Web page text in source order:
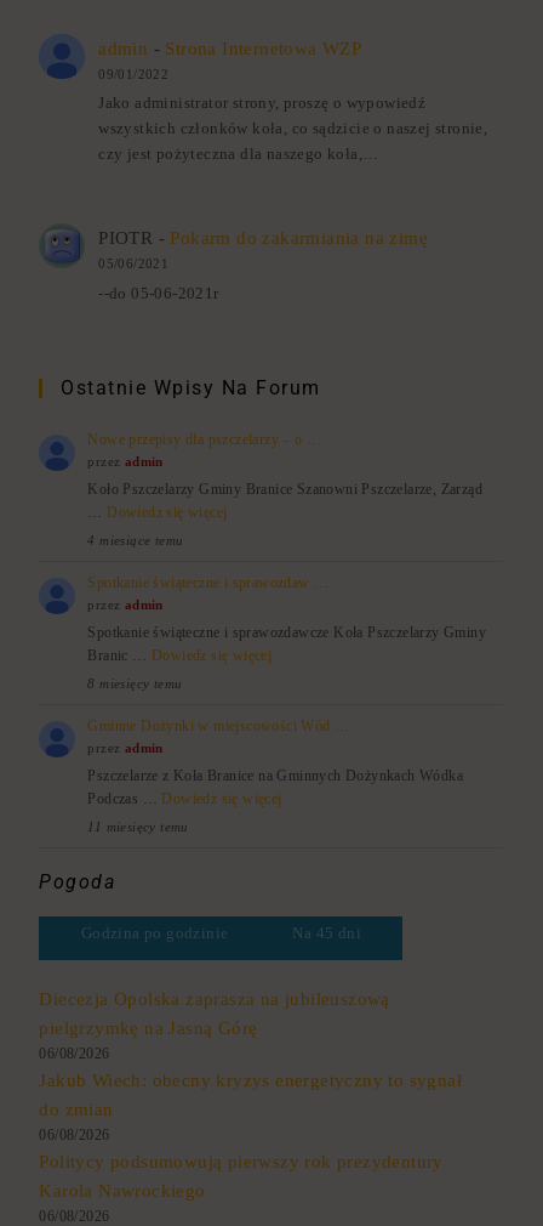
admin - Strona Internetowa WZP
09/01/2022
Jako administrator strony, proszę o wypowiedź
wszystkich członków koła, co sądzicie o naszej stronie,
czy jest pożyteczna dla naszego koła,…
PIOTR - Pokarm do zakarmiania na zimę
05/06/2021
--do 05-06-2021r
Ostatnie Wpisy Na Forum
Nowe przepisy dla pszczelarzy – o …
przez admin
Koło Pszczelarzy Gminy Branice Szanowni Pszczelarze, Zarząd
… Dowiedz się więcej
4 miesiące temu
Spotkanie świąteczne i sprawozdaw …
przez admin
Spotkanie świąteczne i sprawozdawcze Koła Pszczelarzy Gminy
Branic … Dowiedz się więcej
8 miesięcy temu
Gminne Dożynki w miejscowości Wód …
przez admin
Pszczelarze z Koła Branice na Gminnych Dożynkach Wódka
Podczas … Dowiedz się więcej
11 miesięcy temu
Pogoda
Godzina po godzinie Na 45 dni
Diecezja Opolska zaprasza na jubileuszową
pielgrzymkę na Jasną Górę
06/08/2026
Jakub Wiech: obecny kryzys energetyczny to sygnał
do zmian
06/08/2026
Politycy podsumowują pierwszy rok prezydentury
Karola Nawrockiego
06/08/2026